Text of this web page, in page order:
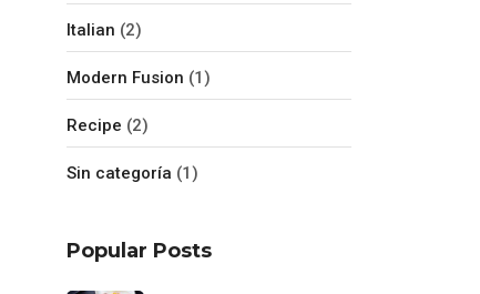
Italian (2)
Modern Fusion (1)
Recipe (2)
Sin categoría (1)
Popular Posts